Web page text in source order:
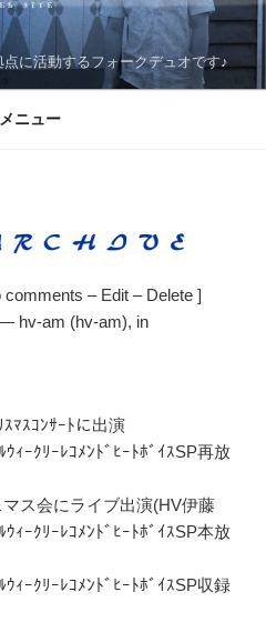
に活動するフォークデュオです♪
メニュー
comments – Edit – Delete ]
hv-am (hv-am), in
ﾏｽｺﾝｻｰﾄに出演
ｨｰｸﾘｰﾚｺﾒﾝﾄﾞﾋｰﾄﾎﾞｲｽSP再放
ス会にライブ出演(HV伊藤
ｨｰｸﾘｰﾚｺﾒﾝﾄﾞﾋｰﾄﾎﾞｲｽSP本放
ｨｰｸﾘｰﾚｺﾒﾝﾄﾞﾋｰﾄﾎﾞｲｽSP収録